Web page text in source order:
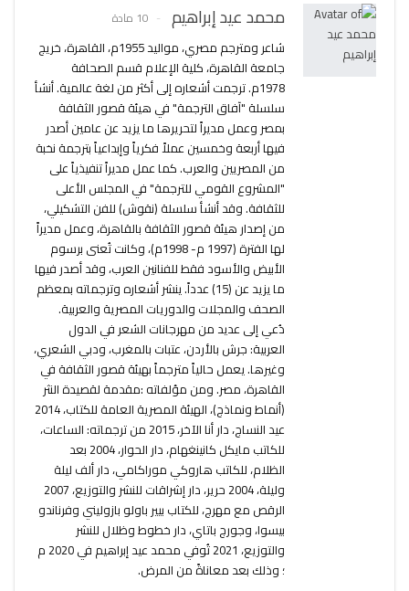
محمد عيد إبراهيم 10 مادة
شاعر ومترجم مصري، مواليد 1955م، القاهرة، خريج
جامعة القاهرة، كلية الإعلام قسم الصحافة
1978م. ترجمت أشعاره إلى أكثر من لغة عالمية. أنشأ
سلسلة "آفاق الترجمة" في هيئة قصور الثقافة
بمصر وعمل مديراً لتحريرها ما يزيد عن عامين أصدر
فيها أربعة وخمسين عملاً فكرياً وإبداعياً بترجمة نخبة
من المصريين والعرب. كما عمل مديراً تنفيذياً على
"المشروع القومي للترجمة" في المجلس الأعلى
للثقافة. وقد أنشأ سلسلة (نقوش) للفن التشكيلي،
من إصدار هيئة قصور الثقافة بالقاهرة، وعمل مديراً
لها الفترة (1997 م- 1998م)، وكانت تُعنى برسوم
الأبيض والأسود فقط للفنانين العرب، وقد أصدر فيها
ما يزيد عن (15) عدداً. ينشر أشعاره وترجماته بمعظم
الصحف والمجلات والدوريات المصرية والعربية.
دُعي إلى عديد من مهرجانات الشعر في الدول
العربية: جرش بالأردن، عتبات بالمغرب، ودبي الشعري،
وغيرها. يعمل حالياً مترجماً بهيئة قصور الثقافة في
القاهرة، مصر. ومن مؤلفاته :مقدمة لقصيدة النثر
(أنماط ونماذج)، الهيئة المصرية العامة للكتاب، 2014
عيد النساج، دار أنا الآخر، 2015 من ترجماته: الساعات،
للكاتب مايكل كانينغهام، دار الحوار، 2004 بعد
الظلام، للكاتب هاروكي موراكامي، دار ألف ليلة
وليلة، 2004 حرير، دار إشراقات للنشر والتوزيع، 2007
الرقص مع مهرج، للكتاب بيير باولو بازوليني وفرناندو
بيسوا، وجورج باتاي، دار خطوط وظلال للنشر
والتوزيع، 2021 تُوفي محمد عيد إبراهيم في 2020 م
؛ وذلك بعد معاناةً من المرض.